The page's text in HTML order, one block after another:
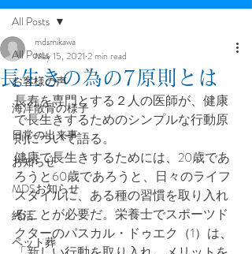
All Posts
お客様の声
海洋散骨の様子
日常の出来事
お知らせ
MDSお知らせ
終活
ペット葬
All Posts
長生きの為の7原則とは
mdsmikawa
May 15, 2021 2 min read
長寿を専門とする２人の医師が、健康
で長生きするためのシンプルな行動原
則について語る。
健康で長生きするためには、20歳であ
ろうと60歳であろうと、日々のライフ
スタイルに、ある種の習慣を取り入れ
ることが必要だ。栄養士でスポーツド
クターのパスカル・ドゥエク（1）は、